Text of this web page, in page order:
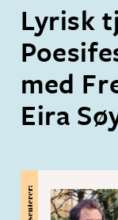
Lyrisk
med
Eira